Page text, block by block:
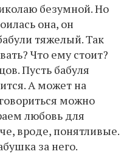
безумной. Но
она, он
тяжелый. Так
Что ему стоит?
Пусть бабуля
А может на
можно
любовь для
вроде, понятливые.
за него.